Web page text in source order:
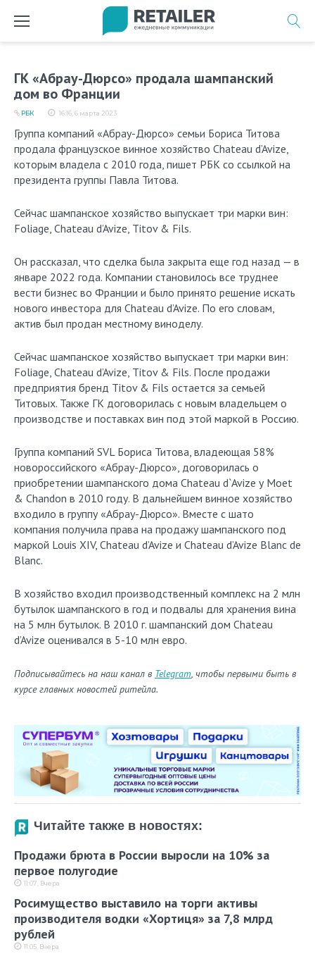
ГК «Абрау-Дюрсо» продала шампанский
дом во Франции
16:16, 6 марта 2023
РБК
Группа компаний «Абрау-Дюрсо» семьи Бориса Титова
продала французское винное хозяйство Chateau d’Avize,
которым владела с 2010 года, пишет РБК со ссылкой на
президента группы Павла Титова.
Сейчас шампанское хозяйство выпускает три марки вин:
Foliage, Chateau d’Avize, Titov & Fils.
Он рассказал, что сделка была закрыта еще год назад — в
январе 2022 года. Компании становилось все труднее
вести бизнес во Франции и было принято решение искать
нового инвестора для Chateau d’Avize. По его словам,
актив был продан местному виноделу.
Сейчас шампанское хозяйство выпускает три марки вин:
Foliage, Chateau d’Avize, Titov & Fils. После продажи
предприятия бренд Titov & Fils остается за семьей
Титовых. Также ГК договорилась с новым владельцем о
производстве и поставках вин под этой маркой в Россию.
Группа компаний SVL Бориса Титова, владеющая 58%
новороссийского «Абрау-Дюрсо», договорилась о
приобретении шампанского дома Chateau d`Avize у Moet
& Chandon в 2010 году. В дальнейшем винное хозяйство
входило в группу «Абрау-Дюрсо». Вместе с шато
компания получила права на продажу шампанского под
маркой Louis XIV, Chateau d’Avize и Chateau d’Avize Blanc de
Blanc.
В хозяйство входил производственный комплекс на 2 млн
бутылок шампанского в год и подвалы для хранения вина
на 5 млн бутылок. В 2010 г. шампанский дом Chateau
d’Avize оценивался в 5-10 млн евро.
Подписывайтесь на наш канал в Telegram, чтобы первыми быть в
курсе главных новостей ритейла.
Читайте также в новостях:
Продажи брюта в России выросли на 10% за
первое полугодие
11:07, Вчера
Росимущество выставило на торги активы
производителя водки «Хортиця» за 7,8 млрд
рублей
11:05, Вчера